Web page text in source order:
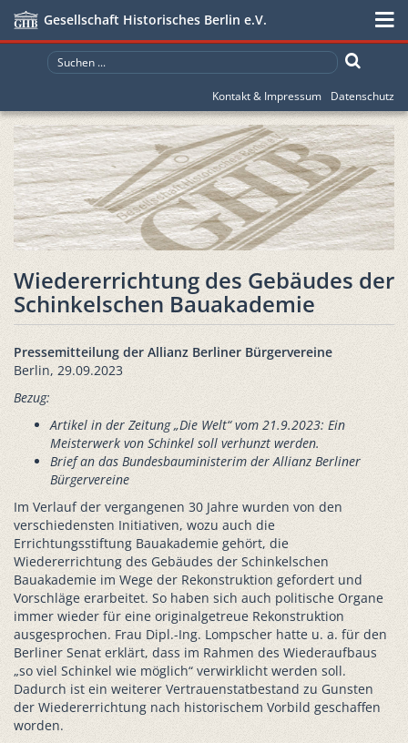
Gesellschaft Historisches Berlin e.V.
Kontakt & Impressum Datenschutz
Wiedererrichtung des Gebäudes der
Schinkelschen Bauakademie
Pressemitteilung der Allianz Berliner Bürgervereine
Berlin, 29.09.2023
Bezug:
Artikel in der Zeitung „Die Welt“ vom 21.9.2023: Ein
Meisterwerk von Schinkel soll verhunzt werden.
Brief an das Bundesbauministerim der Allianz Berliner
Bürgervereine
Im Verlauf der vergangenen 30 Jahre wurden von den
verschiedensten Initiativen, wozu auch die
Errichtungsstiftung Bauakademie gehört, die
Wiedererrichtung des Gebäudes der Schinkelschen
Bauakademie im Wege der Rekonstruktion gefordert und
Vorschläge erarbeitet. So haben sich auch politische Organe
immer wieder für eine originalgetreue Rekonstruktion
ausgesprochen. Frau Dipl.-Ing. Lompscher hatte u. a. für den
Berliner Senat erklärt, dass im Rahmen des Wiederaufbaus
„so viel Schinkel wie möglich“ verwirklicht werden soll.
Dadurch ist ein weiterer Vertrauenstatbestand zu Gunsten
der Wiedererrichtung nach historischem Vorbild geschaffen
worden.